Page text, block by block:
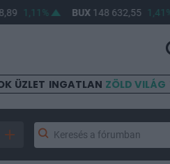
1,11% BUX148 632,55 1,41%
ÜZLET INGATLAN ZÖLD VILÁG